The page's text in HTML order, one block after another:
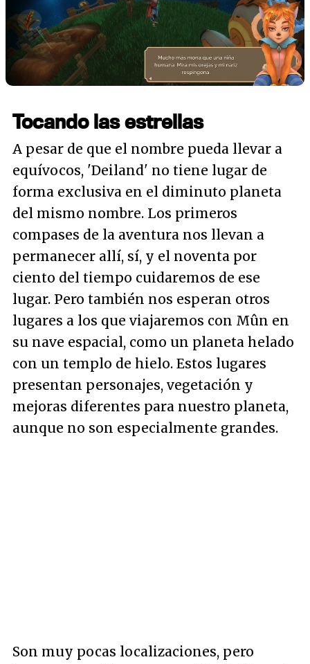
Tocando las estrellas
A pesar de que el nombre pueda llevar a
equívocos, 'Deiland' no tiene lugar de
forma exclusiva en el diminuto planeta
del mismo nombre. Los primeros
compases de la aventura nos llevan a
permanecer allí, sí, y el noventa por
ciento del tiempo cuidaremos de ese
lugar. Pero también nos esperan otros
lugares a los que viajaremos con Mûn en
su nave espacial, como un planeta helado
con un templo de hielo. Estos lugares
presentan personajes, vegetación y
mejoras diferentes para nuestro planeta,
aunque no son especialmente grandes.
Son muy pocas localizaciones, pero